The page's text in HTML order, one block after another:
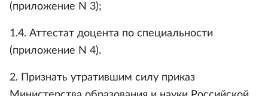
(приложение N 3);
1.4. Аттестат доцента по специальности
(приложение N 4).
2. Признать утратившим силу приказ